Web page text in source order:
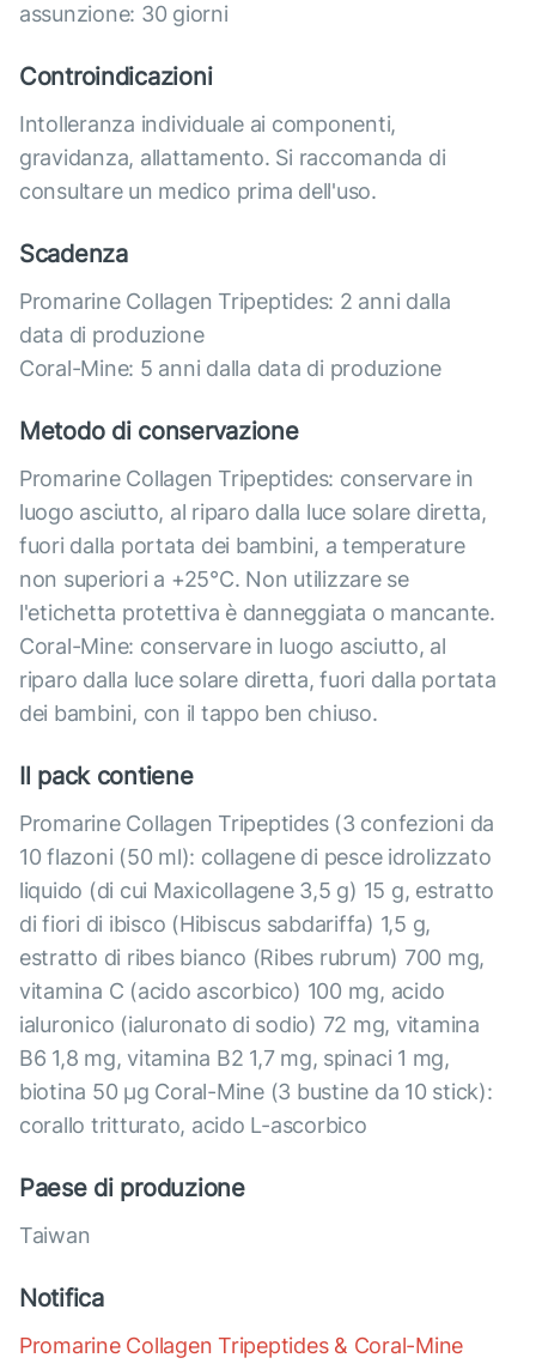
assunzione: 30 giorni
Controindicazioni
Intolleranza individuale ai componenti,
gravidanza, allattamento. Si raccomanda di
consultare un medico prima dell'uso.
Scadenza
Promarine Collagen Tripeptides: 2 anni dalla
data di produzione
Coral-Mine: 5 anni dalla data di produzione
Metodo di conservazione
Promarine Collagen Tripeptides: conservare in
luogo asciutto, al riparo dalla luce solare diretta,
fuori dalla portata dei bambini, a temperature
non superiori a +25°C. Non utilizzare se
l'etichetta protettiva è danneggiata o mancante.
Coral-Mine: conservare in luogo asciutto, al
riparo dalla luce solare diretta, fuori dalla portata
dei bambini, con il tappo ben chiuso.
Il pack contiene
Promarine Collagen Tripeptides (3 confezioni da
10 flazoni (50 ml): collagene di pesce idrolizzato
liquido (di cui Maxicollagene 3,5 g) 15 g, estratto
di fiori di ibisco (Hibiscus sabdariffa) 1,5 g,
estratto di ribes bianco (Ribes rubrum) 700 mg,
vitamina C (acido ascorbico) 100 mg, acido
ialuronico (ialuronato di sodio) 72 mg, vitamina
B6 1,8 mg, vitamina B2 1,7 mg, spinaci 1 mg,
biotina 50 µg Coral-Mine (3 bustine da 10 stick):
corallo tritturato, acido L-ascorbico
Paese di produzione
Taiwan
Notifica
Promarine Collagen Tripeptides & Coral-Mine